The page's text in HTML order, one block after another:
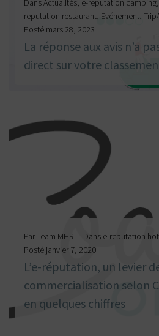
DansActualités, e-reputation camping,
reputation restaurant, Evénement,
Posté mars 28, 2023
La réponse aux avis n’a
direct sur votre
LIRE LA SUITE
ParTeam MHR Dans e-reputation
Posté janvier 7, 2020
L’e-réputation, un levier
commercialisation selon
en quelques chiffres